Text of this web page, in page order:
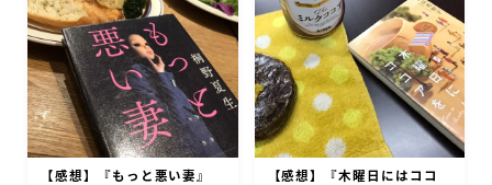
【感想】『もっと悪い妻』
【感想】『木曜日にはココ